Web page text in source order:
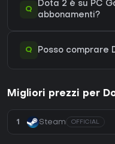
Q
Dota 2 è su PC
abbonamenti?
Q Posso comprare
Migliori prezzi per
1 Steam OFFICIAL